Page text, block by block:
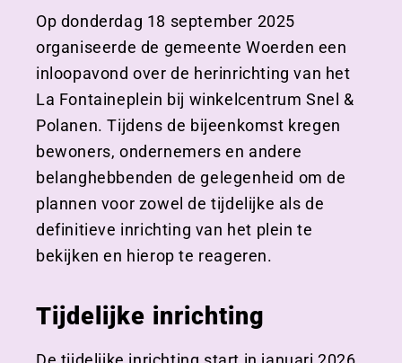
Op donderdag 18 september 2025
organiseerde de gemeente Woerden een
inloopavond over de herinrichting van het
La Fontaineplein bij winkelcentrum Snel &
Polanen. Tijdens de bijeenkomst kregen
bewoners, ondernemers en andere
belanghebbenden de gelegenheid om de
plannen voor zowel de tijdelijke als de
definitieve inrichting van het plein te
bekijken en hierop te reageren.
Tijdelijke inrichting